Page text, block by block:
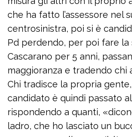
che ha fatto l’assessore nel
centrosinistra, poi si è
Pd perdendo, per poi fare la
Cascarano per 5 anni,
maggioranza e tradendo chi
Chi tradisce la propria
candidato è quindi passato
rispondendo a quanti,
ladro, che ho lasciato un